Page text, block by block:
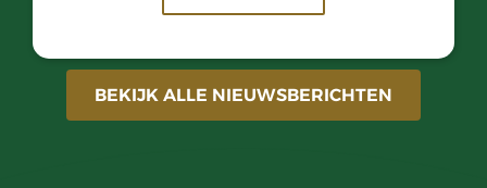
BEKIJK ALLE NIEUWSBERICHTEN